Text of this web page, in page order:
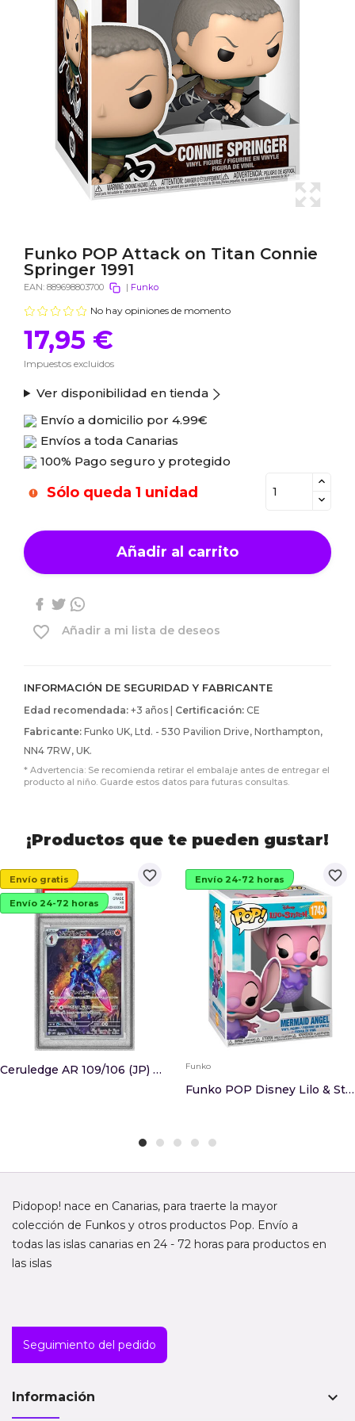
Funko POP Attack on Titan Connie
Springer 1991
EAN: 889698803700 | Funko
No hay opiniones de momento
17,95 €
Impuestos excluidos
Ver disponibilidad en tienda
Envío a domicilio por 4.99€
Envíos a toda Canarias
100% Pago seguro y protegido
Sólo queda 1 unidad
Añadir al carrito
favorite_border Añadir a mi lista de deseos
INFORMACIÓN DE SEGURIDAD Y FABRICANTE
Edad recomendada: +3 años | Certificación: CE
Fabricante: Funko UK, Ltd. - 530 Pavilion Drive, Northampton,
NN4 7RW, UK.
* Advertencia: Se recomienda retirar el embalaje antes de entregar el
producto al niño. Guarde estos datos para futuras consultas.
¡Productos que te pueden gustar!
favorite_border
Envío gratis
Envío 24-72 horas
Ceruledge AR 109/106 (JP) PSA 10
favorite_border
Envío 24-72 horas
Funko
Funko POP Disney Lilo & Stitch Mermaid Angel
Pidopop! nace en Canarias, para traerte la mayor
colección de Funkos y otros productos Pop. Envío a
todas las islas canarias en 24 - 72 horas para productos en
las islas
Seguimiento del pedido
Información keyboard_arrow_down